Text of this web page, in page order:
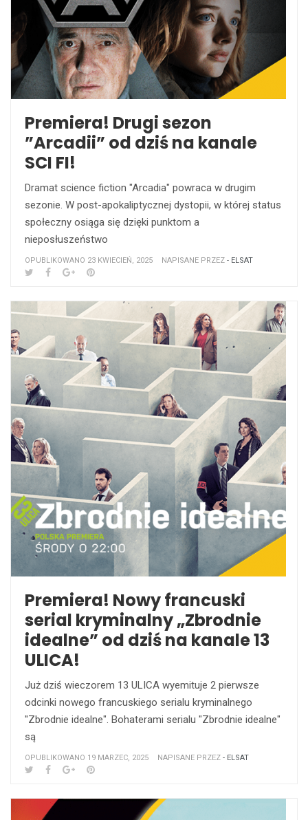
Premiera! Drugi sezon
”Arcadii” od dziś na kanale
SCI FI!
Dramat science fiction "Arcadia" powraca w drugim
sezonie. W post-apokaliptycznej dystopii, w której status
społeczny osiąga się dzięki punktom a
nieposłuszeństwo
OPUBLIKOWANO 23 KWIECIEŃ, 2025 NAPISANE PRZEZ - ELSAT
Premiera! Nowy francuski
serial kryminalny „Zbrodnie
idealne” od dziś na kanale 13
ULICA!
Już dziś wieczorem 13 ULICA wyemituje 2 pierwsze
odcinki nowego francuskiego serialu kryminalnego
''Zbrodnie idealne". Bohaterami serialu "Zbrodnie idealne"
są
OPUBLIKOWANO 19 MARZEC, 2025 NAPISANE PRZEZ - ELSAT